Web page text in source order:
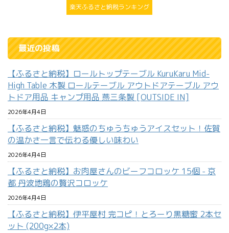
楽天ふるさと納税ランキング
最近の投稿
【ふるさと納税】ロールトップテーブル KuruKaru Mid-
High Table 木製 ロールテーブル アウトドアテーブル アウ
トドア用品 キャンプ用品 燕三条製 [OUTSIDE IN]
2026年4月4日
【ふるさと納税】魅惑のちゅうちゅうアイスセット！佐賀
の温かさ一言で伝わる優しい味わい
2026年4月4日
【ふるさと納税】お肉屋さんのビーフコロッケ 15個 - 京
都 丹波地鶏の贅沢コロッケ
2026年4月4日
【ふるさと納税】伊平屋村 完コピ！とろーり黒糖蜜 2本セ
ット (200g×2本)